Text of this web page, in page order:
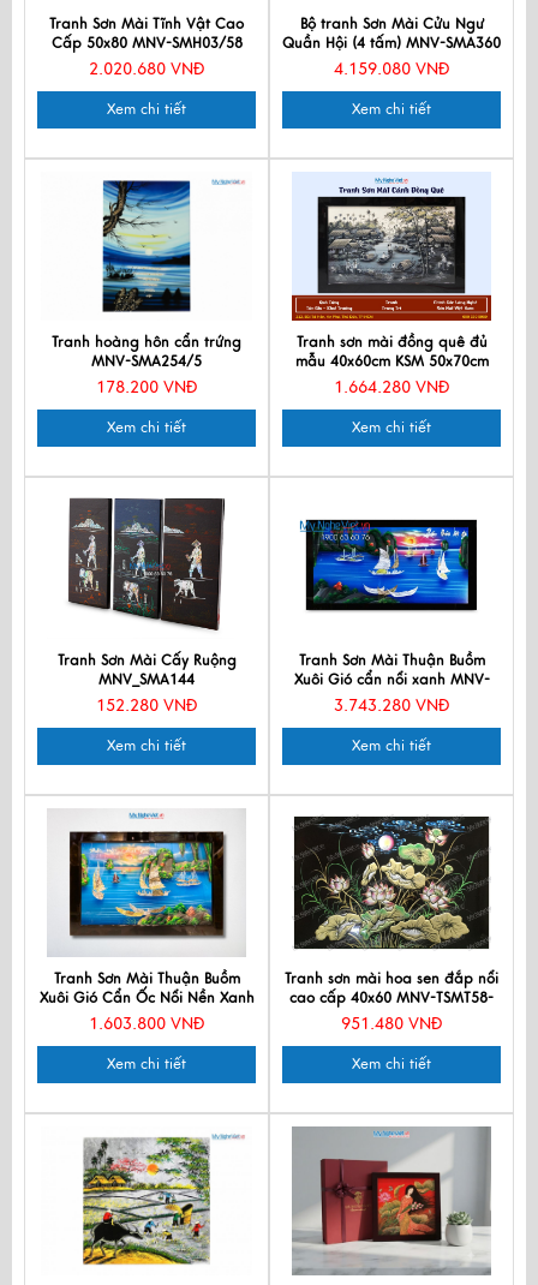
Tranh Sơn Mài Tĩnh Vật Cao
Cấp 50x80 MNV-SMH03/58
2.020.680 VNĐ
Xem chi tiết
Bộ tranh Sơn Mài Cửu Ngư
Quần Hội (4 tấm) MNV-SMA360
4.159.080 VNĐ
Xem chi tiết
Tranh hoàng hôn cẩn trứng
MNV-SMA254/5
178.200 VNĐ
Xem chi tiết
Tranh sơn mài đồng quê đủ
mẫu 40x60cm KSM 50x70cm
TSM46KSM-01-4
1.664.280 VNĐ
Xem chi tiết
Tranh Sơn Mài Cấy Ruộng
MNV_SMA144
152.280 VNĐ
Xem chi tiết
Tranh Sơn Mài Thuận Buồm
Xuôi Gió cẩn nổi xanh MNV-
TSM7139
3.743.280 VNĐ
Xem chi tiết
Tranh Sơn Mài Thuận Buồm
Xuôi Gió Cẩn Ốc Nổi Nền Xanh
60x90cm TSM699
1.603.800 VNĐ
Xem chi tiết
Tranh sơn mài hoa sen đắp nổi
cao cấp 40x60 MNV-TSMT58-
46
951.480 VNĐ
Xem chi tiết